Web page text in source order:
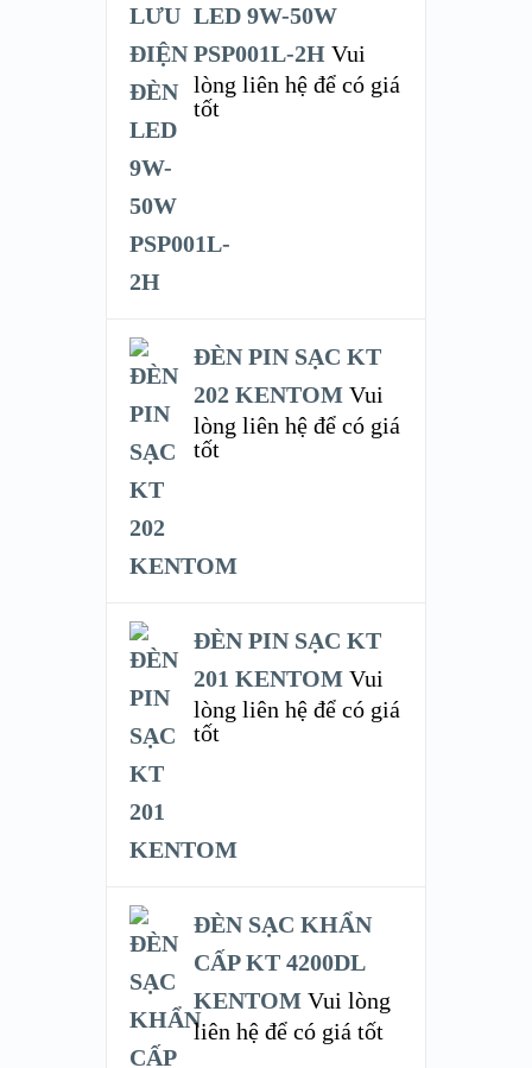
LED 9W-50W
PSP001L-2H Vui
lòng liên hệ để có giá
tốt
ĐÈN PIN SẠC KT
202 KENTOM Vui
lòng liên hệ để có giá
tốt
ĐÈN PIN SẠC KT
201 KENTOM Vui
lòng liên hệ để có giá
tốt
ĐÈN SẠC KHẨN
CẤP KT 4200DL
KENTOM Vui lòng
liên hệ để có giá tốt